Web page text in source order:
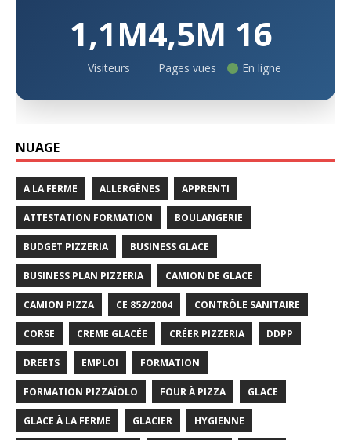
1,1M
Visiteurs
4,5M
Pages vues
16
En ligne
NUAGE
A LA FERME ALLERGÈNES APPRENTI
ATTESTATION FORMATION BOULANGERIE
BUDGET PIZZERIA BUSINESS GLACE
BUSINESS PLAN PIZZERIA CAMION DE GLACE
CAMION PIZZA CE 852/2004 CONTRÔLE SANITAIRE
CORSE CREME GLACÉE CRÉER PIZZERIA DDPP
DREETS EMPLOI FORMATION
FORMATION PIZZAÏOLO FOUR À PIZZA GLACE
GLACE À LA FERME GLACIER HYGIENNE